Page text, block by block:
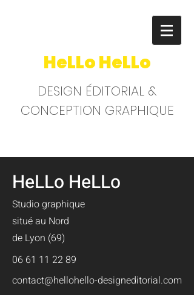
HeLLo HeLLo
DESIGN ÉDITORIAL &
CONCEPTION GRAPHIQUE
HeLLo HeLLo
Studio graphique
situé au Nord
de Lyon (69)
06 61 11 22 89
contact@hellohello-designeditorial.com